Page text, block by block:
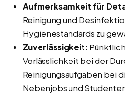
Aufmerksamkeit für
Reinigung und
Hygienestandards zu
Zuverlässigkeit:
Verlässlichkeit bei der
Reinigungsaufgaben bei
Nebenjobs und